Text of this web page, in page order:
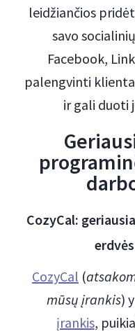
leidžiančios
savo
Facebook,
palengvinti
ir gali duoti
CozyCal:
CozyCal (
mūsų įrankis)
įrankis,